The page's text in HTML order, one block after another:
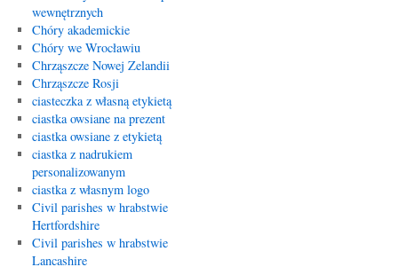
wewnętrznych
Chóry akademickie
Chóry we Wrocławiu
Chrząszcze Nowej Zelandii
Chrząszcze Rosji
ciasteczka z własną etykietą
ciastka owsiane na prezent
ciastka owsiane z etykietą
ciastka z nadrukiem
personalizowanym
ciastka z własnym logo
Civil parishes w hrabstwie
Hertfordshire
Civil parishes w hrabstwie
Lancashire